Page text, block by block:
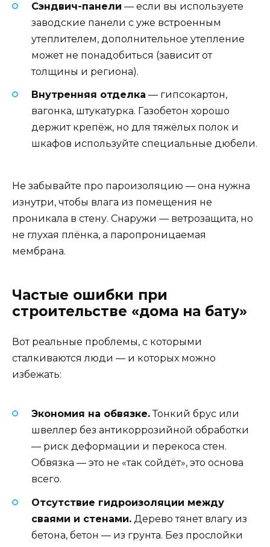
Сэндвич-панели — если вы используете
заводские панели с уже встроенным
утеплителем, дополнительное утепление
может не понадобиться (зависит от
толщины и региона).
Внутренняя отделка — гипсокартон,
вагонка, штукатурка. Газобетон хорошо
держит крепёж, но для тяжёлых полок и
шкафов используйте специальные дюбели.
Не забывайте про пароизоляцию — она нужна
изнутри, чтобы влага из помещения не
проникала в стену. Снаружи — ветрозащита, но
не глухая плёнка, а паропроницаемая
мембрана.
Частые ошибки при
строительстве «дома на бату»
Вот реальные проблемы, с которыми
сталкиваются люди — и которых можно
избежать:
Экономия на обвязке.Тонкий брус или
швеллер без антикоррозийной обработки
— риск деформации и перекоса стен.
Обвязка — это не «так сойдёт», это основа
всего.
Отсутствие гидроизоляции между
сваями и стенами. Дерево тянет влагу из
бетона, бетон — из грунта. Без прослойки